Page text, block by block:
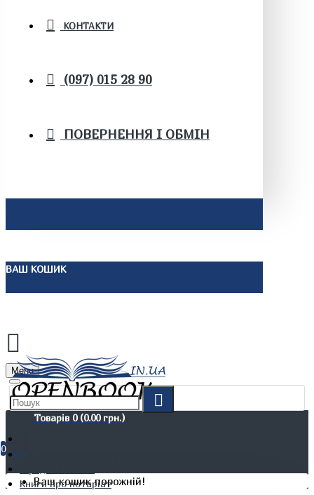
КОНТАКТИ
(097) 015 28 90
ПОВЕРНЕННЯ І ОБМІН
ВАШ КОШИК
Menu
Товарів 0 (0.00 грн.)
0
Ваш кошик порожній!
Не художня література
Книги про нотаріат